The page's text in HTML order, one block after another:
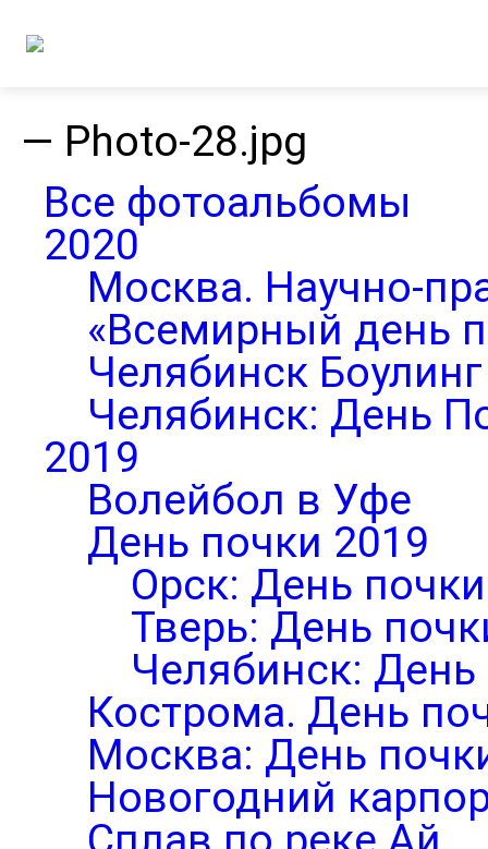
— Photo-28.jpg
Все фотоальбомы
2020
Москва. Научно-
«Всемирный день
Челябинск
Челябинск: День
2019
Волейбол в Уфе
День почки 2019
Орск: День почки
Тверь: День
Челябинск:
Кострома. День
Москва: День
Новогодний